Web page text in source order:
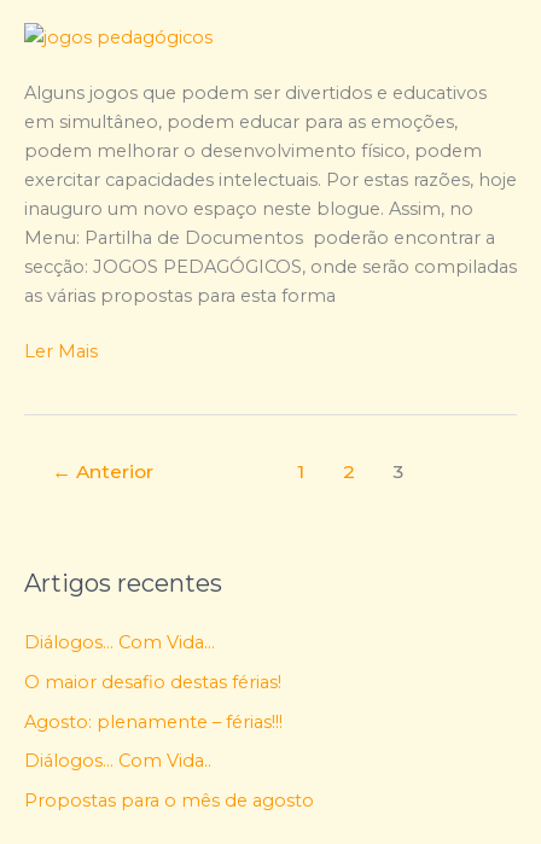
Alguns jogos que podem ser divertidos e educativos
em simultâneo, podem educar para as emoções,
podem melhorar o desenvolvimento físico, podem
exercitar capacidades intelectuais. Por estas razões, hoje
inauguro um novo espaço neste blogue. Assim, no
Menu: Partilha de Documentos poderão encontrar a
secção: JOGOS PEDAGÓGICOS, onde serão compiladas
as várias propostas para esta forma
Ler Mais
← Anterior 1 2 3
Artigos recentes
Diálogos… Com Vida…
O maior desafio destas férias!
Agosto: plenamente – férias!!!
Diálogos… Com Vida..
Propostas para o mês de agosto